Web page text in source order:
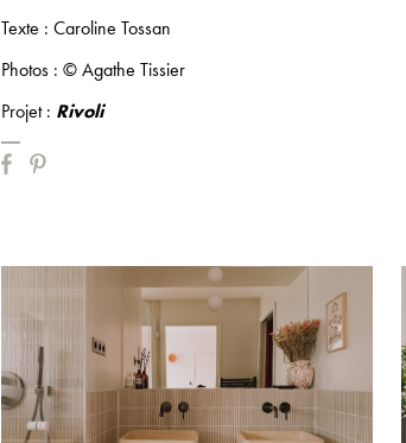
Texte : Caroline Tossan
Photos : © Agathe Tissier
Projet : Rivoli